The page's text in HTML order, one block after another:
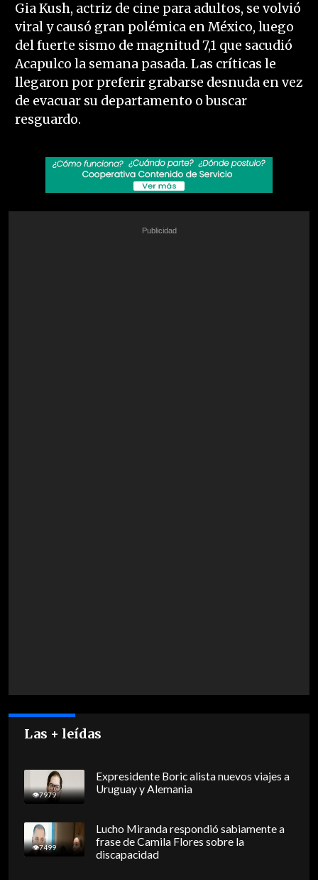
Gia Kush, actriz de cine para adultos, se volvió
viral y causó gran polémica en México, luego
del fuerte sismo de magnitud 7,1 que sacudió
Acapulco la semana pasada. Las críticas le
llegaron por preferir grabarse desnuda en vez
de evacuar su departamento o buscar
resguardo.
Las + leídas
7979
Expresidente Boric alista nuevos viajes a
Uruguay y Alemania
7499
Lucho Miranda respondió sabiamente a
frase de Camila Flores sobre la
discapacidad